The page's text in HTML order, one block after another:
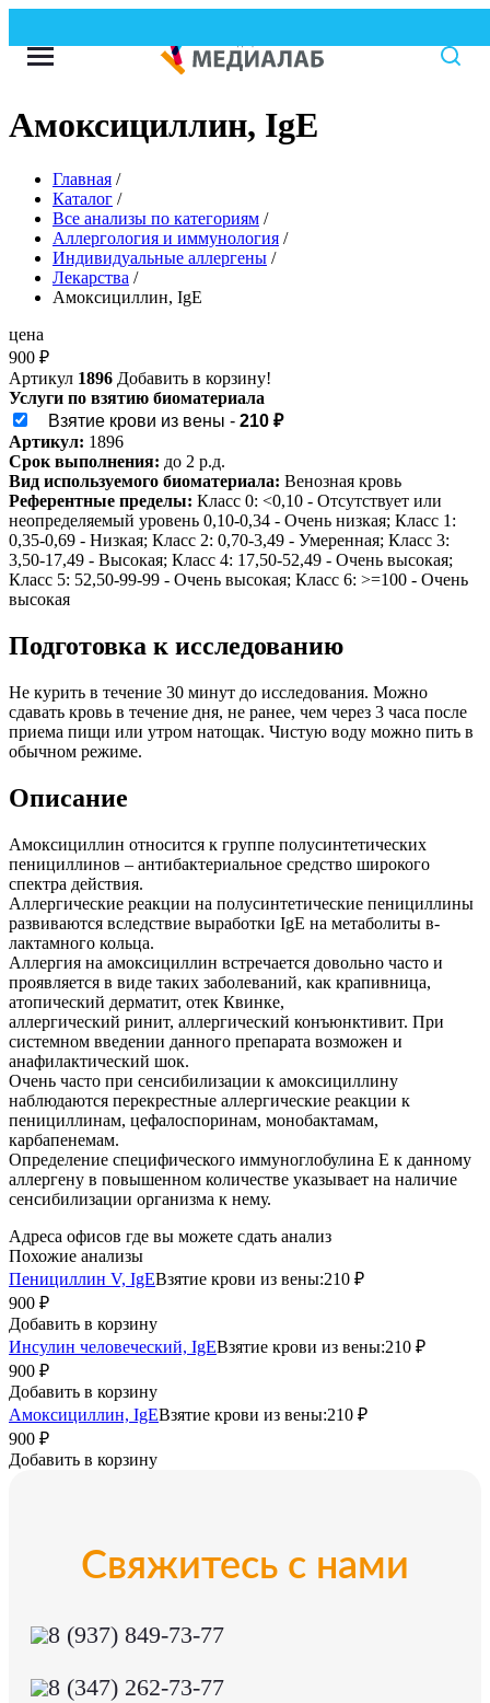
Амоксициллин, IgE
Главная /
Каталог /
Все анализы по категориям /
Аллергология и иммунология /
Индивидуальные аллергены /
Лекарства /
Амоксициллин, IgE
цена
900 ₽
Артикул 1896 Добавить в корзину!
Услуги по взятию биоматериала
Взятие крови из вены - 210 ₽
Артикул: 1896
Срок выполнения: до 2 р.д.
Вид используемого биоматериала: Венозная кровь
Референтные пределы: Класс 0: <0,10 - Отсутствует или
неопределяемый уровень 0,10-0,34 - Очень низкая; Класс 1:
0,35-0,69 - Низкая; Класс 2: 0,70-3,49 - Умеренная; Класс 3:
3,50-17,49 - Высокая; Класс 4: 17,50-52,49 - Очень высокая;
Класс 5: 52,50-99-99 - Очень высокая; Класс 6: >=100 - Очень
высокая
Подготовка к исследованию
Не курить в течение 30 минут до исследования. Можно
сдавать кровь в течение дня, не ранее, чем через 3 часа после
приема пищи или утром натощак. Чистую воду можно пить в
обычном режиме.
Описание
Амоксициллин относится к группе полусинтетических
пенициллинов – антибактериальное средство широкого
спектра действия.
Аллергические реакции на полусинтетические пенициллины
развиваются вследствие выработки IgE на метаболиты в-
лактамного кольца.
Аллергия на амоксициллин встречается довольно часто и
проявляется в виде таких заболеваний, как крапивница,
атопический дерматит, отек Квинке,
аллергический ринит, аллергический конъюнктивит. При
системном введении данного препарата возможен и
анафилактический шок.
Очень часто при сенсибилизации к амоксициллину
наблюдаются перекрестные аллергические реакции к
пенициллинам, цефалоспоринам, монобактамам,
карбапенемам.
Определение специфического иммуноглобулина Е к данному
аллергену в повышенном количестве указывает на наличие
сенсибилизации организма к нему.
Адреса офисов где вы можете сдать анализ
Похожие анализы
Пенициллин V, IgEВзятие крови из вены:210 ₽
900 ₽
Добавить в корзину
Инсулин человеческий, IgEВзятие крови из вены:210 ₽
900 ₽
Добавить в корзину
Амоксициллин, IgEВзятие крови из вены:210 ₽
900 ₽
Добавить в корзину
Свяжитесь с нами
8 (937) 849-73-77
8 (347) 262-73-77